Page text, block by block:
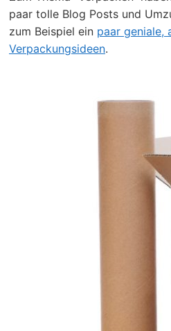
paar tolle Blog Posts und
zum Beispiel ein paar geniale,
Verpackungsideen.